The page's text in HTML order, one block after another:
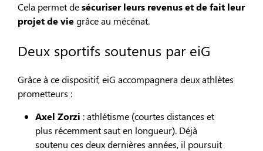
Cela permet desécuriser leurs revenus et de fait leur
projet de viegrâce au mécénat.
Deux sportifs soutenus par eiG
Grâce à ce dispositif, eiG accompagnera deux athlètes
prometteurs :
Axel Zorzi : athlétisme (courtes distances et
plus récemment saut en longueur). Déjà
soutenu ces deux dernières années, il poursuit